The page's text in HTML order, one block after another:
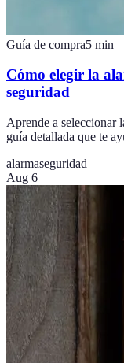
Guía de compra5 min
Cómo elegir la
seguridad
Aprende a seleccionar
guía detallada que te
alarmaseguridad
Aug 6